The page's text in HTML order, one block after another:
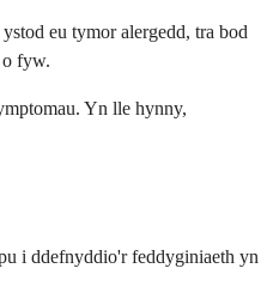
eu tymor alergedd, tra bod
fyw.
Yn lle hynny,
i ddefnyddio'r feddyginiaeth yn